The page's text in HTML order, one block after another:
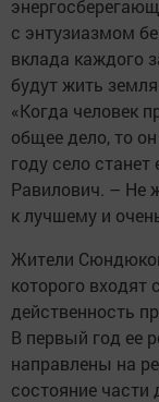
с энтузиазмом
вклада каждого
будут жить
«Когда человек
общее дело, то
году село
Равилович. – Не
к лучшему и
Жители
которого
действенность
В первый год ее
направлены на
состояние части